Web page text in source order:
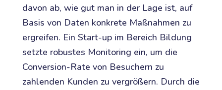
davon ab, wie gut man in der Lage ist, auf
Basis von Daten konkrete Maßnahmen zu
ergreifen. Ein Start-up im Bereich Bildung
setzte robustes Monitoring ein, um die
Conversion-Rate von Besuchern zu
zahlenden Kunden zu vergrößern. Durch die